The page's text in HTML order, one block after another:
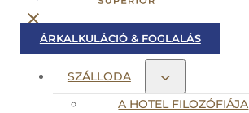
ÁRKALKULÁCIÓ & FOGLALÁS
SZÁLLODA
A HOTEL FILOZÓFIÁJA